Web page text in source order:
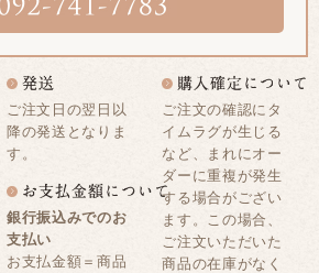
ご注文日の翌日以
降の発送となりま
す。
銀行振込みでのお
支払い
お支払金額＝商品
ご注文の確認にタ
イムラグが生じる
など、まれにオー
ダーに重複が発生
する場合がござい
ます。この場合、
ご注文いただいた
商品の在庫がなく